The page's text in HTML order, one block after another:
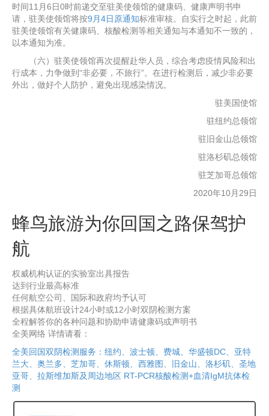
时间11月6日0时前递交至驻美使领馆的健康码、健康声明书申
请，驻美使领馆将按9月4日原通知标准审核。自实行之时起，此前
驻美使领馆有关健康码、核酸检测等相关通知与本通知不一致的，
以本通知为准。
（六）驻美使领馆再次提醒赴华人员，综合考虑疫情风险和出
行成本，力争做到“非必要，不旅行”。在进行检测后，减少非必要
外出，做好个人防护，避免出现感染情况。
驻美国使馆
驻纽约总领馆
驻旧金山总领馆
驻洛杉矶总领馆
驻芝加哥总领馆
2020年10月29日
蜂鸟旅游为你回国之路保驾护
航
权威机构认证的实验室出具报告
达到行业最高标准
任何航空公司、国际和政府均予认可
根据具体航班设计24小时或12小时双阴检测方案
全程解答你的各种问题和协助申请健康码或声明书
全美网络 详情请看：
全美回国双阴检测服务：纽约、波士顿、费城、华盛顿DC、亚特
兰大、奥兰多、芝加哥、休斯顿、西雅图、旧金山、洛杉矶、圣地
亚哥、拉斯维加斯及周边地区 RT-PCR核酸检测+血清IgM抗体检
测